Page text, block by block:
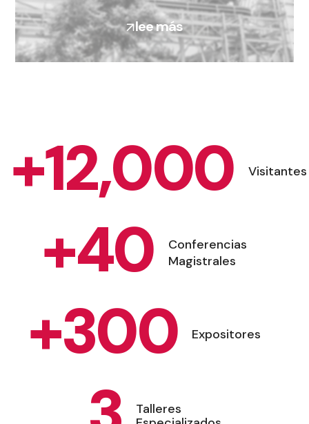
lee más
+12,000 Visitantes
+40
Conferencias
Magistrales
+300 Expositores
Talleres